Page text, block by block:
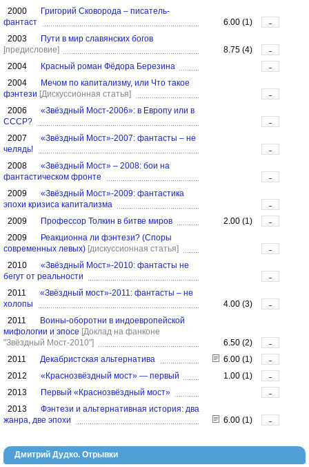
2000
Григорий Сковорода – писатель-
фантаст
6.00 (1)
-
2003
Пути в мир славянских богов
[предисловие]
8.75 (4)
-
2004
Красный роман Фёдора Березина
-
2004
Мечом по капитализму, или Что такое
фэнтези [Дискуссионная статья]
-
2006
«Звёздный Мост-2006»: в Европу или в
СССР?
-
2007
«Звёздный Мост»-2007: фантасты – не
челядь!
-
2008
«Звёздный Мост» – 2008: бои на
фантастическом фронте
-
2009
«Звёздный Мост»-2009: фантастика
эпохи кризиса капитализма
-
2009
Профессор Толкин в битве миров 2.00 (1)
-
2009
Реакционна ли фэнтези? (Споры
современных левых) [дискуссионная статья]
-
2010
«Звёздный Мост»-2010: фантасты не
бегут от реальности
-
2011
«Звёздный мост»-2011: фантасты – не
холопы
4.00 (3)
-
2011
Воины-оборотни в индоевропейской
мифологии и эпосе [Доклад на фанконе
"Звёздный Мост-2010"]
6.50 (2)
-
2011
Декабристская альтернатива 6.00 (1)
-
2012
«Краснозвёздный мост» — первый 1.00 (1)
-
2013
Первый «Краснозвёздный мост»
-
2013
Фэнтези и альтернативная история: два
жанра, две эпохи
6.00 (1) -
Дмитрий Дудко. Отрывки